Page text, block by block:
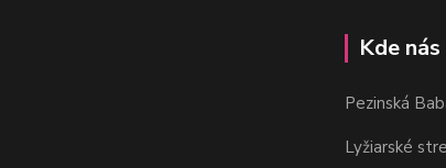
Kde
Pezinská
Lyžiarské